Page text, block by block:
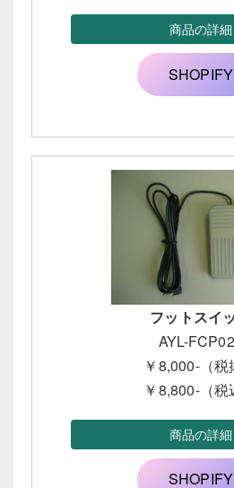
商品の詳細
SHOPIFY
フットスイ
AYL-
￥8,000-（税
￥8,800-（税
商品の詳細
SHOPIFY